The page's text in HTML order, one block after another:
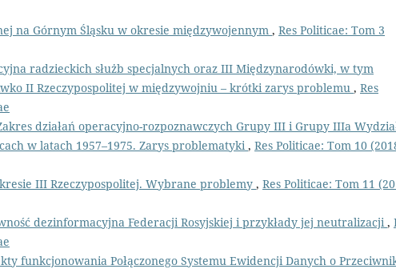
na Górnym Śląsku w okresie międzywojennym , Res Politicae: Tom 3
radzieckich służb specjalnych oraz III Międzynarodówki, w tym
II Rzeczypospolitej w międzywojniu – krótki zarys problemu , Res
działań operacyjno-rozpoznawczych Grupy III i Grupy IIIa
w latach 1957–1975. Zarys problematyki, Res Politicae: Tom 10
III Rzeczypospolitej. Wybrane problemy , Res Politicae: Tom 11
dezinformacyjna Federacji Rosyjskiej i przykłady jej neutralizacji,
funkcjonowania Połączonego Systemu Ewidencji Danych o